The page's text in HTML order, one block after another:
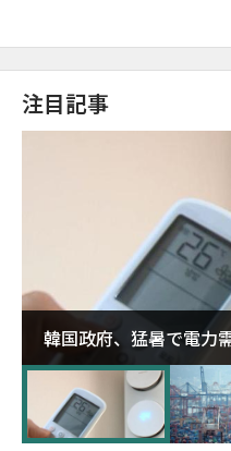
注目記事
韓国政府、猛暑で電力
に需給対応体制を点検